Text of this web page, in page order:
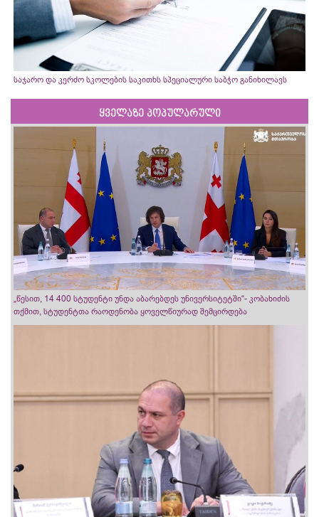
საჯარო და კერძო სკოლების საკითხს სპეციალური საბჭო განიხილავს
ყველაზე პოპულარული
„წესით, 14 400 სტუდენტი უნდა აბარებდეს უნივერსიტეტში“- კობახიძის
თქმით, სტუდენტთა რაოდენობა ყოველწიურად შემცირდება